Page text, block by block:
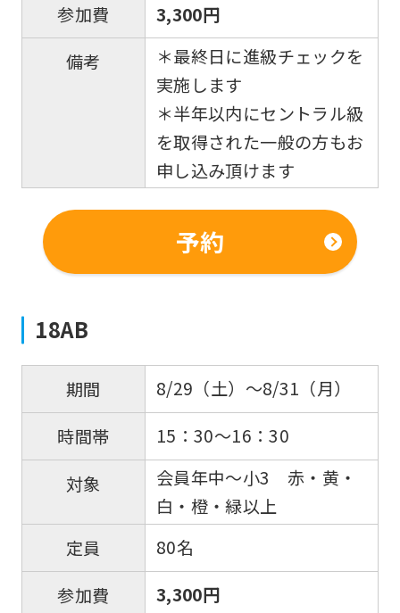
参加費
3,300円
備考
＊最終日に進級チェックを
実施します
＊半年以内にセントラル級
を取得された一般の方もお
申し込み頂けます
予約
18AB
期間
8/29（土）～8/31（月）
時間帯
15：30～16：30
対象
会員年中～小3 赤・黄・
白・橙・緑以上
定員
80名
参加費
3,300円